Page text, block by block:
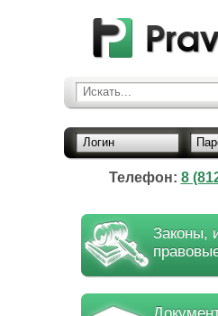
Искать...
Логин
Телефон: 8
Законы,